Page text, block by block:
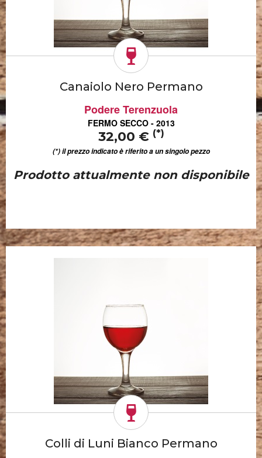
Canaiolo Nero Permano
Podere Terenzuola
FERMO SECCO - 2013
32,00 € (*)
(*) il prezzo indicato è riferito a un singolo pezzo
Prodotto attualmente non disponibile
Colli di Luni Bianco Permano